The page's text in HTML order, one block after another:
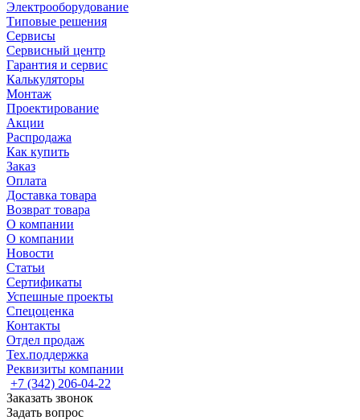
Электрооборудование
Типовые решения
Сервисы
Сервисный центр
Гарантия и сервис
Калькуляторы
Монтаж
Проектирование
Акции
Распродажа
Как купить
Заказ
Оплата
Доставка товара
Возврат товара
О компании
О компании
Новости
Статьи
Сертификаты
Успешные проекты
Спецоценка
Контакты
Отдел продаж
Тех.поддержка
Реквизиты компании
+7 (342) 206-04-22
Заказать звонок
Задать вопрос